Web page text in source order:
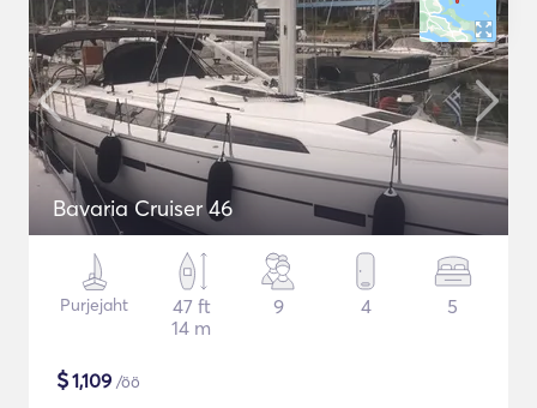
Bavaria Cruiser 46
Purjejaht
47 ft
14 m
9 4 5
$1,109 /öö